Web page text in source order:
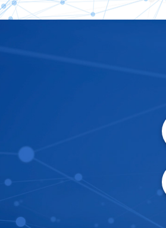
ことが可能です。